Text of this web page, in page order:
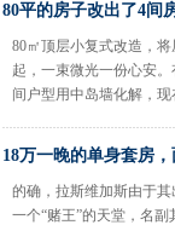
80平的房子改出了4间
80㎡顶层小复式改造，
起，一束微光一份心安
间户型用中岛墙化解，
18万一晚的单身套房
的确，拉斯维加斯由于
一个“赌王”的天堂，名